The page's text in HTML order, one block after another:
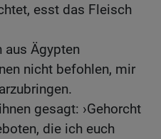
esst das Fleisch
aus Ägypten
nicht befohlen, mir
gesagt: ›Gehorcht
die ich euch